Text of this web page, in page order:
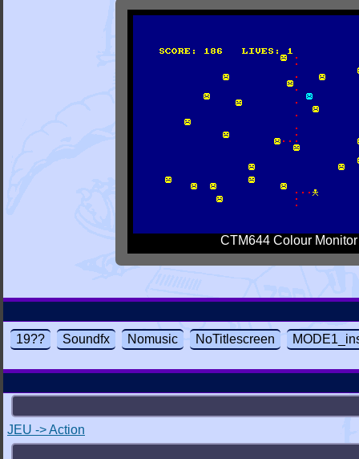
CTM644 Colour Monitor
19?? Soundfx Nomusic NoTitlescreen
JEU -> Action